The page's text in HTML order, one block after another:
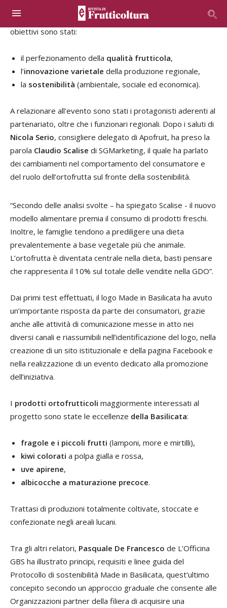
Un’iniziativa, partita nei primi mesi del 2020 e finanziata
dalla sottomisura 16.0 del PSR Basilicata 2014-2020, i cui
obiettivi sono stati:
il perfezionamento della qualità frutticola,
l’innovazione varietale della produzione regionale,
la sostenibilità (ambientale, sociale ed economica).
A relazionare all'evento sono stati i protagonisti aderenti al
partenariato, oltre che i funzionari regionali. Dopo i saluti di
Nicola Serio, consigliere delegato di Apofruit, ha preso la
parola Claudio Scalise di SGMarketing, il quale ha parlato
dei cambiamenti nel comportamento del consumatore e
del ruolo dell’ortofrutta sul fronte della sostenibilità.
“Secondo delle analisi svolte – ha spiegato Scalise - il nuovo
modello alimentare premia il consumo di prodotti freschi.
Inoltre, le famiglie tendono a prediligere una dieta
prevalentemente a base vegetale più che animale.
L’ortofrutta è diventata centrale nella dieta, basti pensare
che rappresenta il 10% sul totale delle vendite nella GDO”.
Dai primi test effettuati, il logo Made in Basilicata ha avuto
un’importante risposta da parte dei consumatori, grazie
anche alle attività di comunicazione messe in atto nei
diversi canali e riassumibili nell’identificazione del logo, nella
creazione di un sito istituzionale e della pagina Facebook e
nella realizzazione di un evento dedicato alla promozione
dell’iniziativa.
I prodotti ortofrutticoli maggiormente interessati al
progetto sono state le eccellenze della Basilicata:
fragole e i piccoli frutti (lamponi, more e mirtilli),
kiwi colorati a polpa gialla e rossa,
uve apirene,
albicocche a maturazione precoce.
Trattasi di produzioni totalmente coltivate, stoccate e
confezionate negli areali lucani.
Tra gli altri relatori, Pasquale De Francesco de L’Officina
GBS ha illustrato principi, requisiti e linee guida del
Protocollo di sostenibilità Made in Basilicata, quest’ultimo
concepito secondo un approccio graduale che consente alle
Organizzazioni partner della filiera di acquisire una